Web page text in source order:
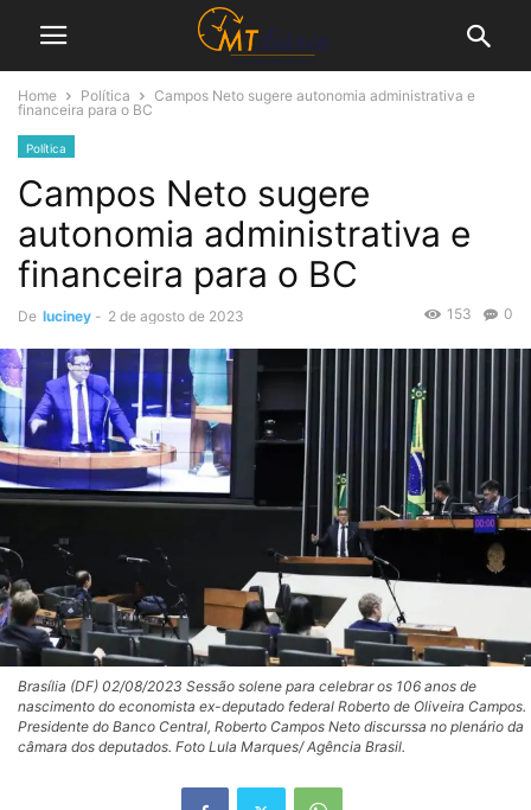
Home Política
Campos Neto sugere autonomia administrativa e
financeira para o BC
Política
Campos Neto sugere
autonomia administrativa e
financeira para o BC
De luciney - 2 de agosto de 2023 0
153
Brasília (DF) 02/08/2023 Sessão solene para celebrar os 106 anos de
nascimento do economista ex-deputado federal Roberto de Oliveira Campos.
Presidente do Banco Central, Roberto Campos Neto discurssa no plenário da
câmara dos deputados. Foto Lula Marques/ Agência Brasil.